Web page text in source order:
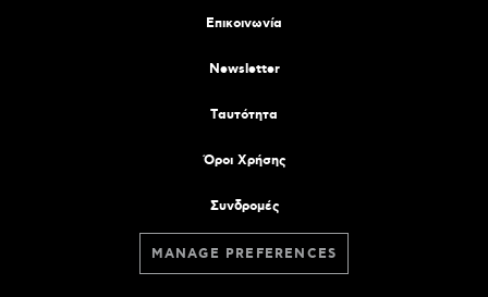
Επικοινωνία
Newsletter
Tαυτότητα
Όροι Χρήσης
Συνδρομές
MANAGE PREFERENCES